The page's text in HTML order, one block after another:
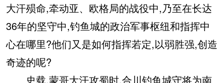
大汗殒命,牵动亚、欧格局的战役中,乃至在长达
36年的坚守中,钓鱼城的政治军事枢纽和指挥中
心在哪里?他们又是如何指挥若定,以弱胜强,创造
奇迹的呢?
史载,蒙哥大汗攻蜀时,合川钓鱼城守将为南